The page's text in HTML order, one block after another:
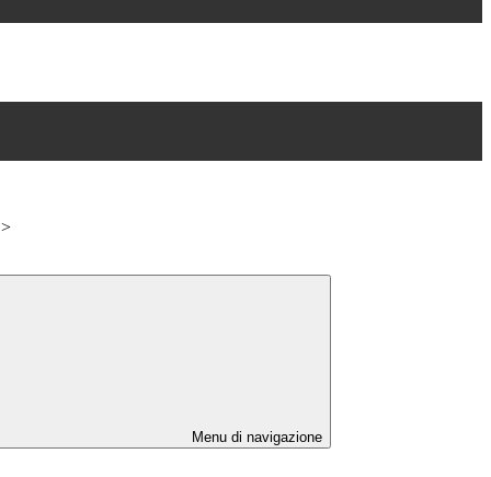
>
Menu di navigazione